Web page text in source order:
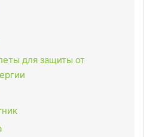
для защиты от